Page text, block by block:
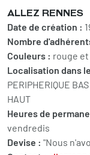
ALLEZ RENNES
Date de création :
Nombre
Couleurs : rouge
Localisation dans
PERIPHERIQUE
HAUT
Heures de
vendredis
Devise : "Nous